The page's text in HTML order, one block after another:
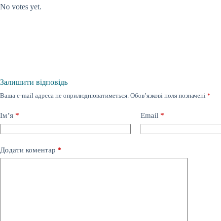
No votes yet.
Залишити відповідь
Ваша e-mail адреса не оприлюднюватиметься. Обов’язкові поля позначені *
Ім’я * Email *
Додати коментар *